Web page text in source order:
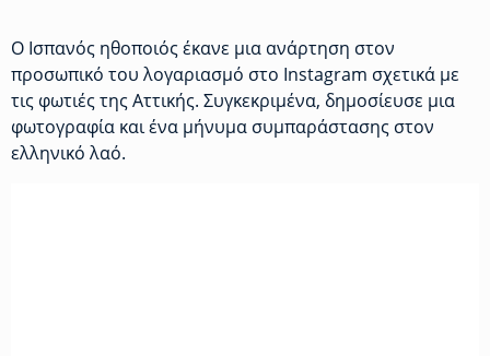
Ο Ισπανός ηθοποιός έκανε μια ανάρτηση στον
προσωπικό του λογαριασμό στο Instagram σχετικά με
τις φωτιές της Αττικής. Συγκεκριμένα, δημοσίευσε μια
φωτογραφία και ένα μήνυμα συμπαράστασης στον
ελληνικό λαό.